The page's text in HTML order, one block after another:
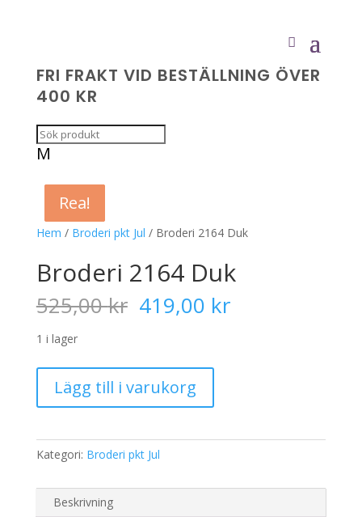
FRI FRAKT VID BESTÄLLNING ÖVER
400 KR
M
Hem / Broderi pkt Jul / Broderi 2164 Duk
Rea!
Broderi 2164 Duk
525,00kr Det
ursprungliga
var:
525,00 kr.
419,00 krDet
1 i lager
2164
Duk
Lägg till i varukorg
Kategori: Broderi pkt Jul
Beskrivning
Rea!
Rea!
Rea!